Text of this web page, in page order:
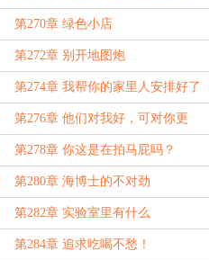
第270章 绿色小店
第272章 别开地图炮
第274章 我帮你的家里人安排好了
工作
第276章 他们对我好，可对你更
好！
第278章 你这是在拍马屁吗？
第280章 海博士的不对劲
第282章 实验室里有什么
第284章 追求吃喝不愁！